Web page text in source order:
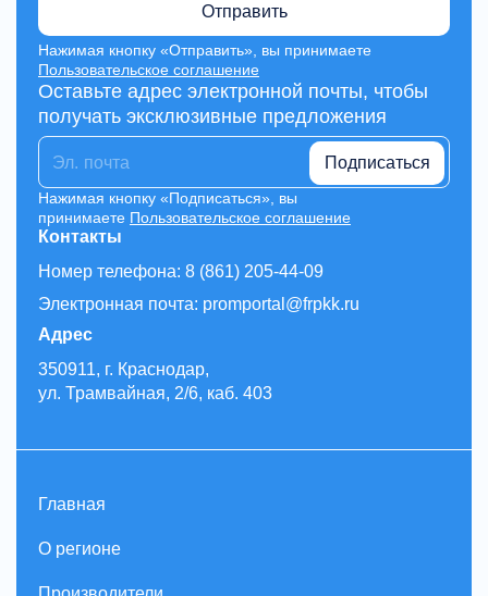
Контакты
Номер телефона: 8 (861) 205-44-09
Электронная почта: promportal@frpkk.ru
Адрес
350911, г. Краснодар,
ул. Трамвайная, 2/6, каб. 403
Отправить
Нажимая кнопку «Отправить», вы принимаете
Пользовательское соглашение
Оставьте адрес электронной почты, чтобы
получать эксклюзивные предложения
Подписаться
Нажимая кнопку «Подписаться», вы
принимаете Пользовательское соглашение
Главная
О регионе